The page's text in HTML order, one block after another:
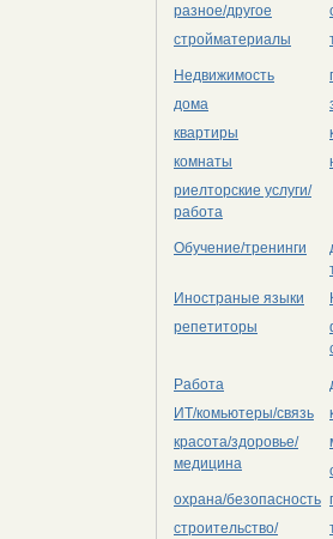
разное/другое
стройматериалы
Недвижимость
дома
квартиры
комнаты
риелторские услуги/
работа
Обучение/тренинги
Иностраные языки
репетиторы
Работа
ИТ/комьютеры/связь
красота/здоровье/
медицина
охрана/безопасность
строительство/